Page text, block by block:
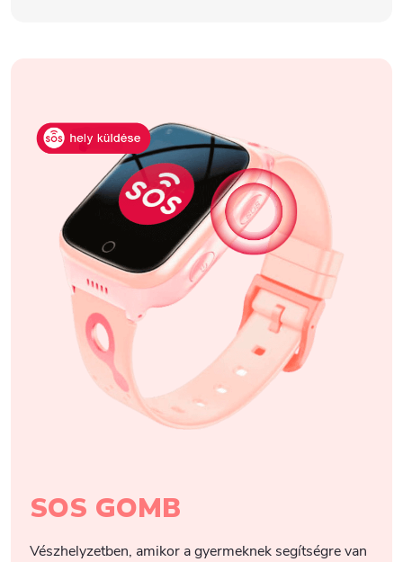
SOS GOMB
Vészhelyzetben, amikor a gyermeknek segítségre van